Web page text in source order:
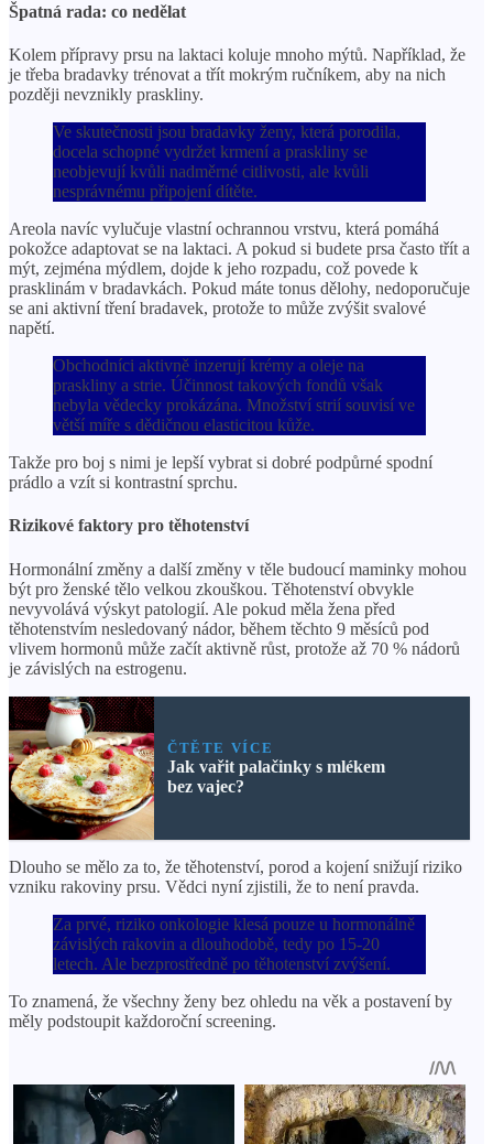
Špatná rada: co nedělat
Kolem přípravy prsu na laktaci koluje mnoho mýtů. Například, že
je třeba bradavky trénovat a třít mokrým ručníkem, aby na nich
později nevznikly praskliny.
Ve skutečnosti jsou bradavky ženy, která porodila,
docela schopné vydržet krmení a praskliny se
neobjevují kvůli nadměrné citlivosti, ale kvůli
nesprávnému připojení dítěte.
Areola navíc vylučuje vlastní ochrannou vrstvu, která pomáhá
pokožce adaptovat se na laktaci. A pokud si budete prsa často třít a
mýt, zejména mýdlem, dojde k jeho rozpadu, což povede k
prasklinám v bradavkách. Pokud máte tonus dělohy, nedoporučuje
se ani aktivní tření bradavek, protože to může zvýšit svalové
napětí.
Obchodníci aktivně inzerují krémy a oleje na
praskliny a strie. Účinnost takových fondů však
nebyla vědecky prokázána. Množství strií souvisí ve
větší míře s dědičnou elasticitou kůže.
Takže pro boj s nimi je lepší vybrat si dobré podpůrné spodní
prádlo a vzít si kontrastní sprchu.
Rizikové faktory pro těhotenství
Hormonální změny a další změny v těle budoucí maminky mohou
být pro ženské tělo velkou zkouškou. Těhotenství obvykle
nevyvolává výskyt patologií. Ale pokud měla žena před
těhotenstvím nesledovaný nádor, během těchto 9 měsíců pod
vlivem hormonů může začít aktivně růst, protože až 70 % nádorů
je závislých na estrogenu.
ČTĚTE VÍCE
Jak vařit palačinky s mlékem
bez vajec?
Dlouho se mělo za to, že těhotenství, porod a kojení snižují riziko
vzniku rakoviny prsu. Vědci nyní zjistili, že to není pravda.
Za prvé, riziko onkologie klesá pouze u hormonálně
závislých rakovin a dlouhodobě, tedy po 15-20
letech. Ale bezprostředně po těhotenství zvýšení.
To znamená, že všechny ženy bez ohledu na věk a postavení by
měly podstoupit každoroční screening.